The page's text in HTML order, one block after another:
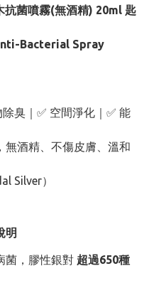
菌噴霧(無酒精) 20ml 匙
Bacterial Spray
臭｜✅ 空間淨化｜✅ 能
無酒精、不傷皮膚、溫和
Silver）
明
菌，膠性銀對 超過650種